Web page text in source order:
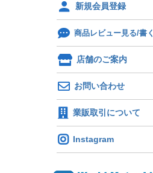
新規会員登録
商品レビュー見る/書く
店舗のご案内
お問い合わせ
業販取引について
Instagram